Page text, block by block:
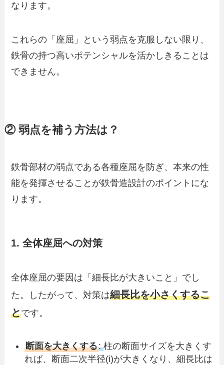
なります。
これらの「座屈」という弱点を克服しない限り、
鉄骨の持つ高いポテンシャルを活かしきることは
できません。
② 弱点を補う方法は？
鉄骨部材の弱点である各種座屈を防ぎ、本来の性
能を発揮させることが鉄骨造設計のポイントにな
ります。
1. 全体座屈への対策
全体座屈の要因は「細長比が大きいこと」でし
た。したがって、対策は細長比を小さくするこ
とです。
断面を大きくする:柱の断面サイズを大きくす
れば、断面二次半径(i)が大きくなり、細長比は